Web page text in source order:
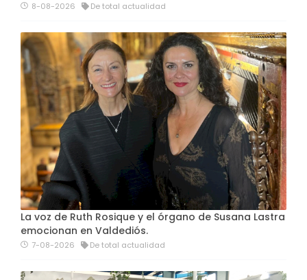
8-08-2026 De total actualidad
La voz de Ruth Rosique y el órgano de Susana Lastra
emocionan en Valdediós.
7-08-2026 De total actualidad